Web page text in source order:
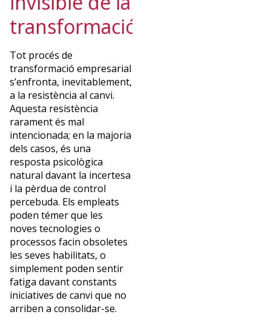
transformació
Tot procés de
transformació empresarial
s’enfronta, inevitablement,
a la resistència al canvi.
Aquesta resistència
rarament és mal
intencionada; en la majoria
dels casos, és una
resposta psicològica
natural davant la incertesa
i la pèrdua de control
percebuda. Els empleats
poden témer que les
noves tecnologies o
processos facin obsoletes
les seves habilitats, o
simplement poden sentir
fatiga davant constants
iniciatives de canvi que no
arriben a consolidar-se.